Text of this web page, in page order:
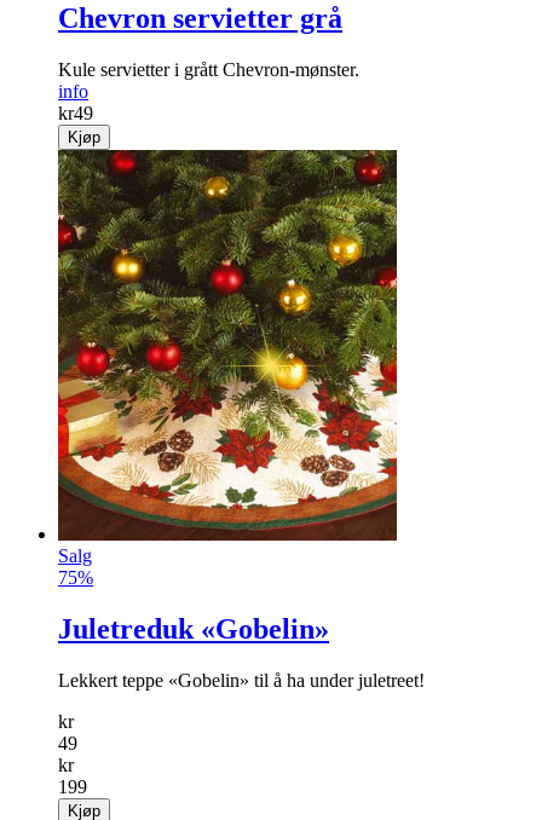
Chevron servietter grå
Kule servietter i grått Chevron-mønster.
info
kr49
Kjøp
Salg
75%
Juletreduk «Gobelin»
Lekkert teppe «Gobelin» til å ha under juletreet!
kr
49
kr
199
Kjøp